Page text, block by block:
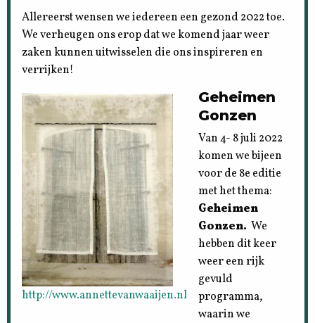
Allereerst wensen we iedereen een gezond 2022 toe.
We verheugen ons erop dat we komend jaar weer
zaken kunnen uitwisselen die ons inspireren en
verrijken!
http://www.annettevanwaaijen.nl
Geheimen
Gonzen
Van 4- 8 juli 2022
komen we bijeen
voor de 8e editie
met het thema:
Geheimen
Gonzen. We
hebben dit keer
weer een rijk
gevuld
programma,
waarin we